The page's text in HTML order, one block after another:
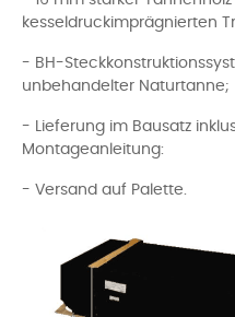
kesseldruckimprägnierten
- BH-
unbehandelter Naturtanne;
- Lieferung im Bausatz
Montageanleitung:
- Versand auf Palette.